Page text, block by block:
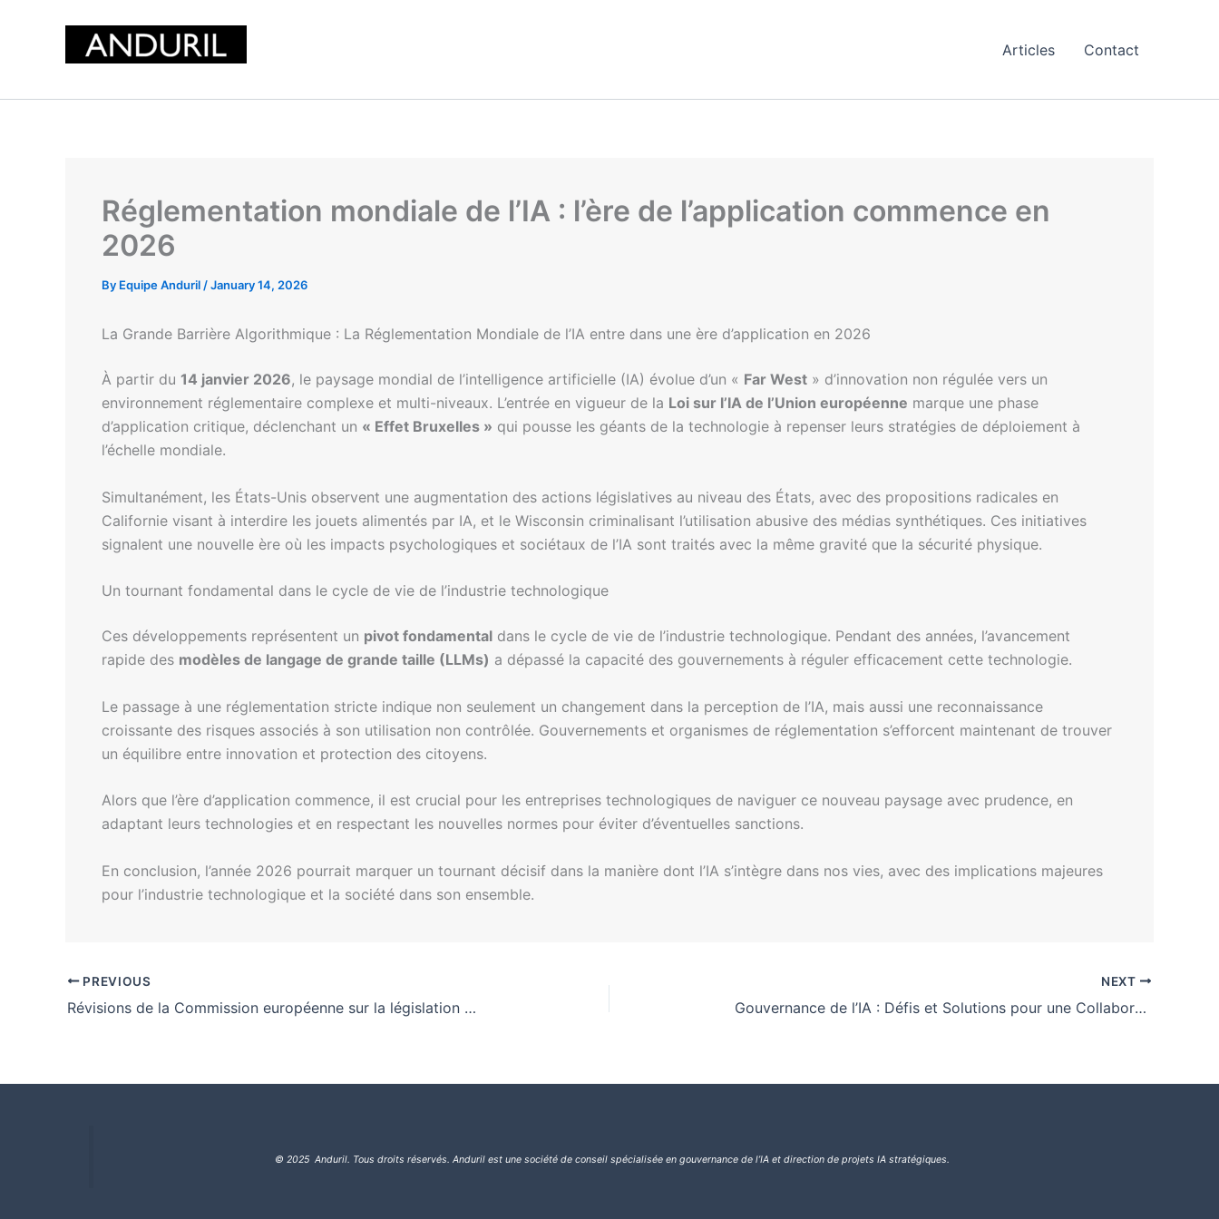
Articles Contact
Réglementation mondiale de l’IA : l’ère de l’application commence en
2026
By Equipe Anduril /January 14, 2026
La Grande Barrière Algorithmique : La Réglementation Mondiale de l’IA entre dans une ère d’application en 2026
À partir du 14 janvier 2026, le paysage mondial de l’intelligence artificielle (IA) évolue d’un « Far West » d’innovation non régulée vers un
environnement réglementaire complexe et multi-niveaux. L’entrée en vigueur de la Loi sur l’IA de l’Union européenne marque une phase
d’application critique, déclenchant un « Effet Bruxelles » qui pousse les géants de la technologie à repenser leurs stratégies de déploiement à
l’échelle mondiale.
Simultanément, les États-Unis observent une augmentation des actions législatives au niveau des États, avec des propositions radicales en
Californie visant à interdire les jouets alimentés par IA, et le Wisconsin criminalisant l’utilisation abusive des médias synthétiques. Ces initiatives
signalent une nouvelle ère où les impacts psychologiques et sociétaux de l’IA sont traités avec la même gravité que la sécurité physique.
Un tournant fondamental dans le cycle de vie de l’industrie technologique
Ces développements représentent un pivot fondamental dans le cycle de vie de l’industrie technologique. Pendant des années, l’avancement
rapide des modèles de langage de grande taille (LLMs) a dépassé la capacité des gouvernements à réguler efficacement cette technologie.
Le passage à une réglementation stricte indique non seulement un changement dans la perception de l’IA, mais aussi une reconnaissance
croissante des risques associés à son utilisation non contrôlée. Gouvernements et organismes de réglementation s’efforcent maintenant de trouver
un équilibre entre innovation et protection des citoyens.
Alors que l’ère d’application commence, il est crucial pour les entreprises technologiques de naviguer ce nouveau paysage avec prudence, en
adaptant leurs technologies et en respectant les nouvelles normes pour éviter d’éventuelles sanctions.
En conclusion, l’année 2026 pourrait marquer un tournant décisif dans la manière dont l’IA s’intègre dans nos vies, avec des implications majeures
pour l’industrie technologique et la société dans son ensemble.
PREVIOUS
Révisions de la Commission européenne sur la législation AI : Garantir la transparence et les droits fondamentaux
NEXT
Gouvernance de l’IA : Défis et Solutions pour une Collaboration Efficace
© 2025 Anduril. Tous droits réservés. Anduril est une société de conseil spécialisée en gouvernance de l’IA et direction de projets IA stratégiques.